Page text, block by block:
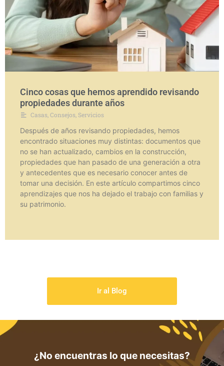
Cinco cosas que hemos aprendido revisando
propiedades durante años
Casas Consejos Servicios
Después de años revisando propiedades, hemos
encontrado situaciones muy distintas: documentos que
no se han actualizado, cambios en la construcción,
propiedades que han pasado de una generación a otra
y antecedentes que es necesario conocer antes de
tomar una decisión. En este artículo compartimos cinco
aprendizajes que nos ha dejado el trabajo con familias y
su patrimonio.
Ir al Blog
¿No encuentras lo que necesitas?